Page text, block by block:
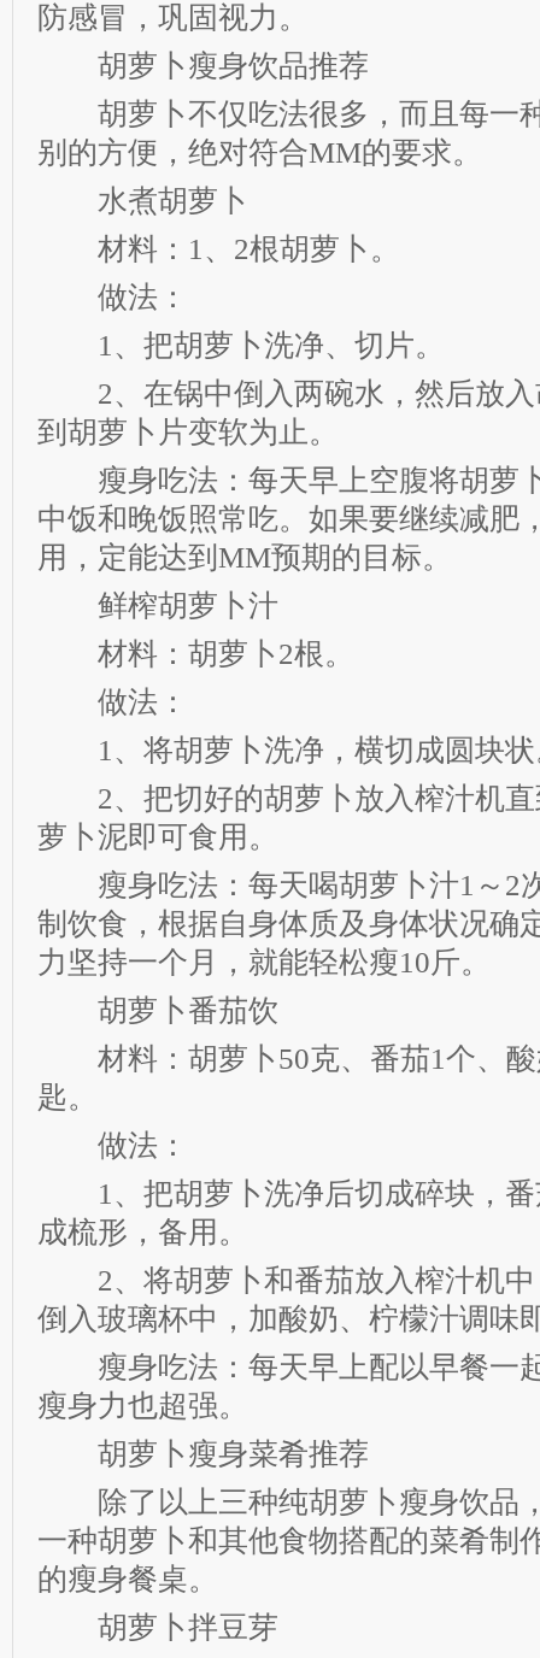
防感冒，巩固视力。
胡萝卜瘦身饮品推荐
胡萝卜不仅吃法很多，而且每一
别的方便，绝对符合MM的要求。
水煮胡萝卜
材料：1、2根胡萝卜。
做法：
1、把胡萝卜洗净、切片。
2、在锅中倒入两碗水，然后放入
到胡萝卜片变软为止。
瘦身吃法：每天早上空腹将胡萝
中饭和晚饭照常吃。如果要继续减肥
用，定能达到MM预期的目标。
鲜榨胡萝卜汁
材料：胡萝卜2根。
做法：
1、将胡萝卜洗净，横切成圆块状
2、把切好的胡萝卜放入榨汁机直
萝卜泥即可食用。
瘦身吃法：每天喝胡萝卜汁1～2
制饮食，根据自身体质及身体状况确
力坚持一个月，就能轻松瘦10斤。
胡萝卜番茄饮
材料：胡萝卜50克、番茄1个、酸
匙。
做法：
1、把胡萝卜洗净后切成碎块，番
成梳形，备用。
2、将胡萝卜和番茄放入榨汁机中
倒入玻璃杯中，加酸奶、柠檬汁调味
瘦身吃法：每天早上配以早餐一
瘦身力也超强。
胡萝卜瘦身菜肴推荐
除了以上三种纯胡萝卜瘦身饮品
一种胡萝卜和其他食物搭配的菜肴制
的瘦身餐桌。
胡萝卜拌豆芽